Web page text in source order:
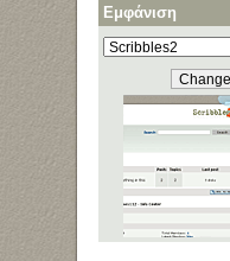
Εμφάνιση